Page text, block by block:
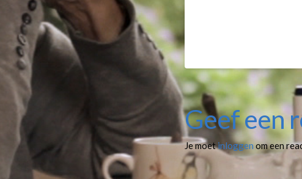
Geef een
Je moetinloggenom een